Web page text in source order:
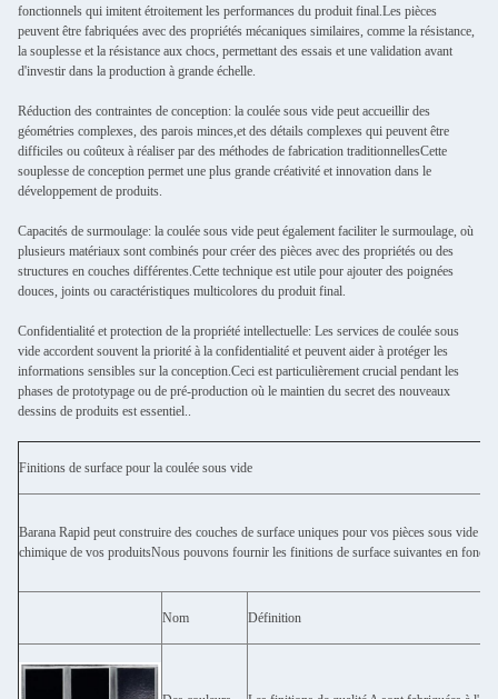
fonctionnels qui imitent étroitement les performances du produit final.Les pièces
peuvent être fabriquées avec des propriétés mécaniques similaires, comme la résistance,
la souplesse et la résistance aux chocs, permettant des essais et une validation avant
d'investir dans la production à grande échelle.
Réduction des contraintes de conception: la coulée sous vide peut accueillir des
géométries complexes, des parois minces,et des détails complexes qui peuvent être
difficiles ou coûteux à réaliser par des méthodes de fabrication traditionnellesCette
souplesse de conception permet une plus grande créativité et innovation dans le
développement de produits.
Capacités de surmoulage: la coulée sous vide peut également faciliter le surmoulage, où
plusieurs matériaux sont combinés pour créer des pièces avec des propriétés ou des
structures en couches différentes.Cette technique est utile pour ajouter des poignées
douces, joints ou caractéristiques multicolores du produit final.
Confidentialité et protection de la propriété intellectuelle: Les services de coulée sous
vide accordent souvent la priorité à la confidentialité et peuvent aider à protéger les
informations sensibles sur la conception.Ceci est particulièrement crucial pendant les
phases de prototypage ou de pré-production où le maintien du secret des nouveaux
dessins de produits est essentiel..
Finitions de surface pour la coulée sous vide
Barana Rapid peut construire des couches de surface uniques pour vos pièces sous vide
chimique de vos produitsNous pouvons fournir les finitions de surface suivantes en
Nom Définition